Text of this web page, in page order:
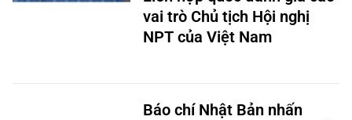
vai trò Chủ tịch Hội nghị
NPT của Việt Nam
Báo chí Nhật Bản nhấn